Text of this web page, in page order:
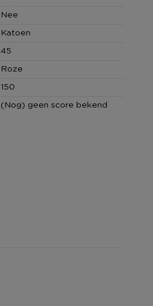
Nee
Katoen
45
Roze
150
(Nog) geen score bekend